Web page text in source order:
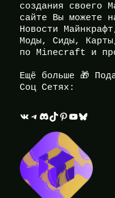
создания своего
сайте Вы можете
Новости
Моды, Сиды,
по Minecraft и
Ещё больше 🎁
Соц Сетях:
ВКонтакте Telegram Discord TikTok Pinterest YouTube Bluesky